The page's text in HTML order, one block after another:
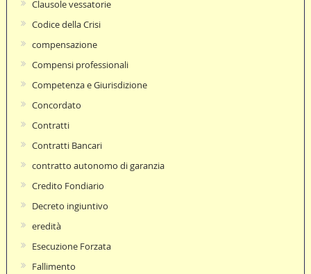
Clausole vessatorie
Codice della Crisi
compensazione
Compensi professionali
Competenza e Giurisdizione
Concordato
Contratti
Contratti Bancari
contratto autonomo di garanzia
Credito Fondiario
Decreto ingiuntivo
eredità
Esecuzione Forzata
Fallimento